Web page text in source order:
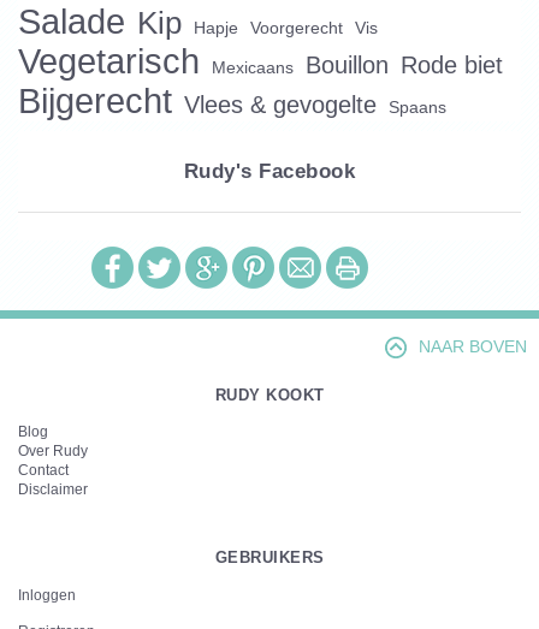
Salade Kip Hapje Voorgerecht Vis
Vegetarisch Mexicaans Bouillon Rode biet
Bijgerecht Vlees & gevogelte Spaans
Rudy's Facebook
NAAR BOVEN
RUDY KOOKT
Blog
Over Rudy
Contact
Disclaimer
GEBRUIKERS
Inloggen